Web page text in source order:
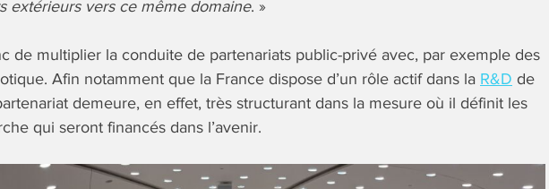
extérieurs vers ce même domaine. »
de multiplier la conduite de partenariats public-privé avec, par exemple des
Afin notamment que la France dispose d’un rôle actif dans la R&D de
demeure, en effet, très structurant dans la mesure où il définit les
qui seront financés dans l’avenir.